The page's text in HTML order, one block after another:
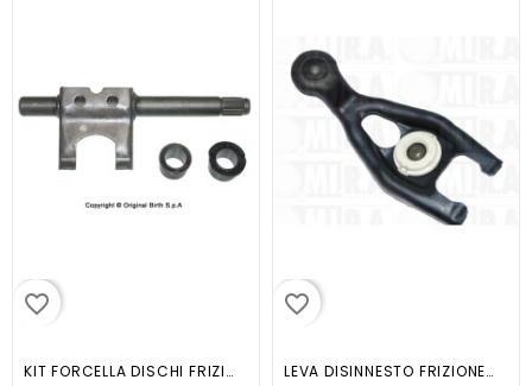
favorite_border
KIT FORCELLA DISCHI FRIZIONE...
favorite_border
LEVA DISINNESTO FRIZIONE /PEUT...